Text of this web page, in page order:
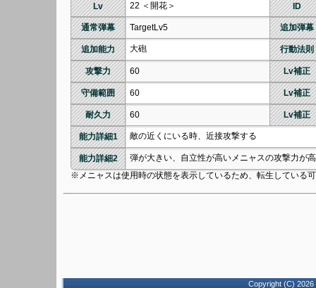
Lv 22 ＜開花＞ ID
通常弾幕 TargetLv5 追加弾幕
追加能力 大砲 行動法則
攻撃力 60 Lv補正
守備範囲 60 Lv補正
耐久力 60 Lv補正
能力詳細1 敵の近くにいる時、近接攻撃する
能力詳細2
弾が大きい、自立性が高いメニャスの攻撃力が
※メニャスは使用時の状態を表示しているため、転生している
Copyright (C) 2026